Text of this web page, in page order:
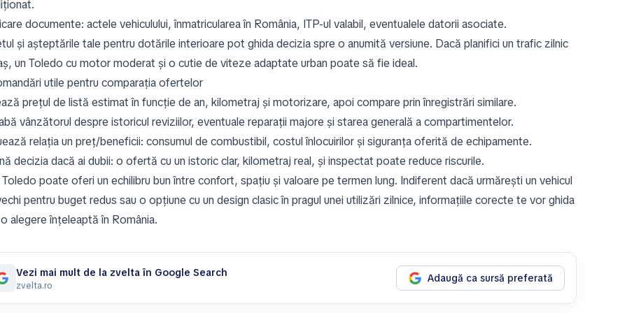
documente: actele vehiculului, înmatricularea în România, ITP-ul valabil, eventualele datorii asociate.
și așteptările tale pentru dotările interioare pot ghida decizia spre o anumită versiune. Dacă planifici un trafic zilnic
un Toledo cu motor moderat și o cutie de viteze adaptate urban poate să fie ideal.
utile pentru comparația ofertelor
prețul de listă estimat în funcție de an, kilometraj și motorizare, apoi compare prin înregistrări similare.
vânzătorul despre istoricul reviziilor, eventuale reparații majore și starea generală a compartimentelor.
relația un preț/beneficii: consumul de combustibil, costul înlocuirilor și siguranța oferită de echipamente.
decizia dacă ai dubii: o ofertă cu un istoric clar, kilometraj real, și inspectat poate reduce riscurile.
poate oferi un echilibru bun între confort, spațiu și valoare pe termen lung. Indiferent dacă urmărești un vehicul
pentru buget redus sau o opțiune cu un design clasic în pragul unei utilizări zilnice, informațiile corecte te vor ghida
alegere înțeleaptă în România.
Vezi mai mult de la zvelta în Google Search
zvelta.ro
Adaugă ca sursă preferată